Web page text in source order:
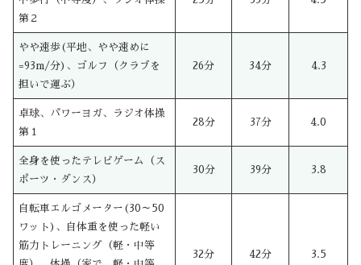
第２
やや速歩(平地、やや速めに
=93m/分)、ゴルフ（クラブを
担いで運ぶ）
26分 34分 4.3
卓球、パワーヨガ、ラジオ体操
第１
28分 37分 4.0
全身を使ったテレビゲーム（ス
ポーツ・ダンス）
30分 39分 3.8
自転車エルゴメーター(30～50
ワット)、自体重を使った軽い
筋力トレーニング（軽・中等
32分 42分 3.5